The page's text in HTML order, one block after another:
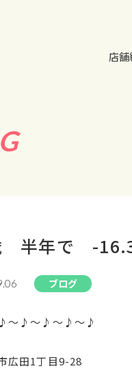
店
半年で -
ブログ
～♪～♪～♪～♪
広田1丁目9-28